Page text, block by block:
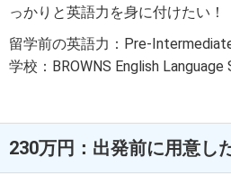
っかりと英語力を身に付けたい！
留学前の英語力：Pre-
学校：BROWNS English
230万円：出発前に用意し